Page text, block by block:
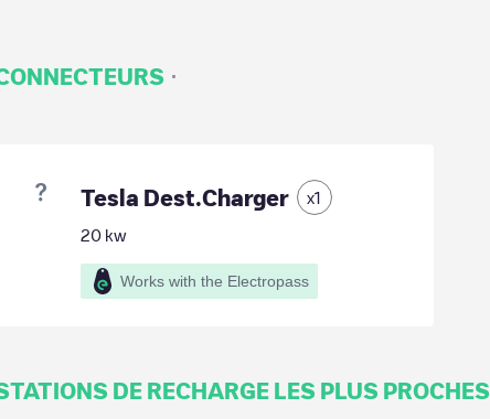
·
Tesla Dest.Charger x1
20kw
Works with the Electropass
DE RECHARGE LES PLUS PROCHES